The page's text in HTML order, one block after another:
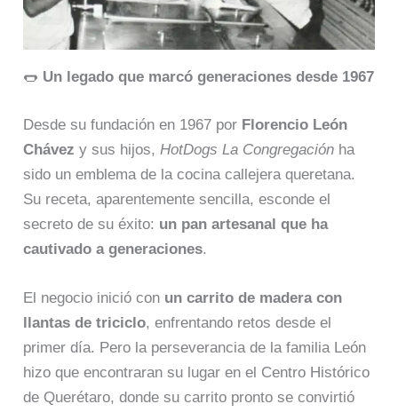
🌭 Un legado que marcó generaciones desde 1967
Desde su fundación en 1967 por Florencio León
Chávez y sus hijos,HotDogs La Congregación ha
sido un emblema de la cocina callejera queretana.
Su receta, aparentemente sencilla, esconde el
secreto de su éxito: un pan artesanal que ha
cautivado a generaciones.
El negocio inició con un carrito de madera con
llantas de triciclo, enfrentando retos desde el
primer día. Pero la perseverancia de la familia León
hizo que encontraran su lugar en el Centro Histórico
de Querétaro, donde su carrito pronto se convirtió